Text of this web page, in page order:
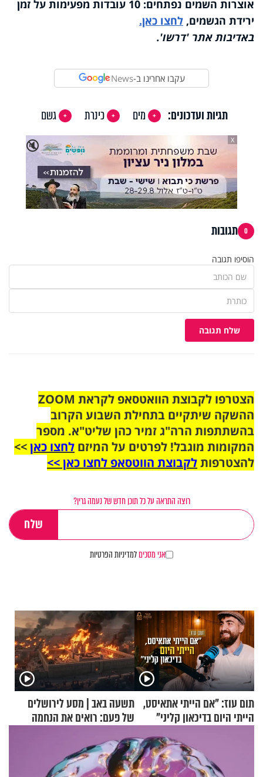
אוצרות השמים נפתחים: 10 עובדות מפעימות על זמן
ירידת הגשמים, לחצו כאן.
באדיבות אתר 'דרשו'.
עקבו אחרינו ב-News
תגיות ועדכונים: מים כינרת
גשם
🔇
X
0 תגובות
הוסיפו תגובה
שלח תגובה
הצטרפו לקבוצת הוואטסאפ לקראת ZOOM
ההשקה שיתקיים בתחילת השבוע הקרוב
בהשתתפות הרה"ג זמיר כהן שליט"א. מספר
המקומות מוגבל! לפרטים על המיזם לחצו כאן>>
להצטרפותלקבוצת הווטסאפ לחצו כאן >>
רוצה התראה על כל תוכן חדש של נעמה גרין?
אני מסכיםלמדיניות הפרטיות
תום עוז: "אם הייתי אתאיסט,
הייתי היום בדיכאון קליני"
תשעה באב | מסע לירושלים
של פעם: רואים את הנחמה